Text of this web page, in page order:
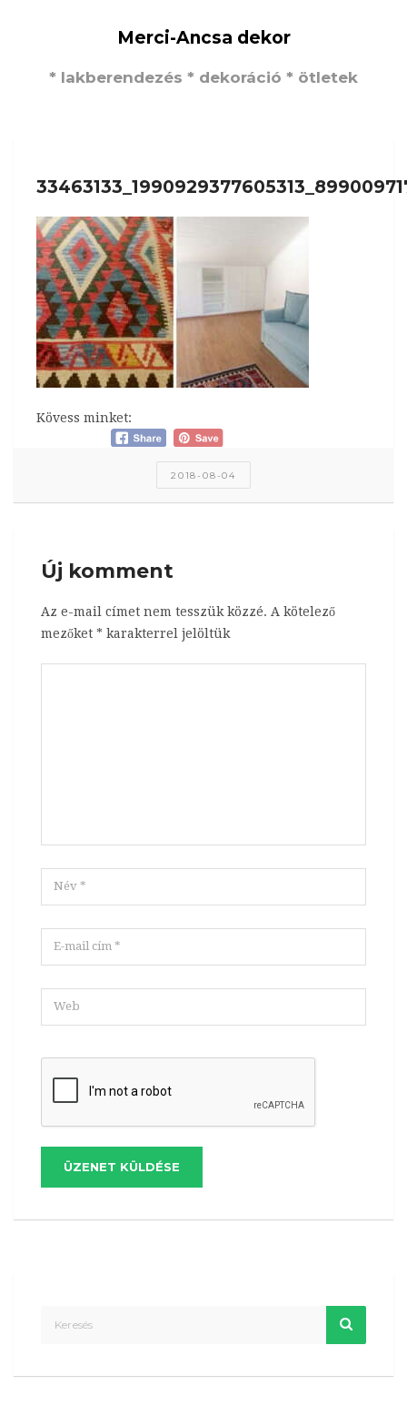
Merci-Ancsa dekor
* lakberendezés * dekoráció * ötletek
Kövess minket:
2018-08-04
Új komment
Az e-mail címet nem tesszük közzé. A kötelező
mezőket * karakterrel jelöltük
ÜZENET KÜLDÉSE